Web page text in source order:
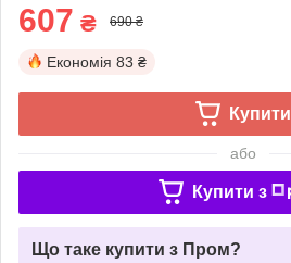
607 ₴ 690 ₴
Економія 83 ₴
Купити
або
Купити з
Що таке купити з Пром?